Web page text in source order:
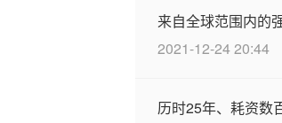
来自全球范围内的
2021-12-24 20:44
历时25年、耗资数